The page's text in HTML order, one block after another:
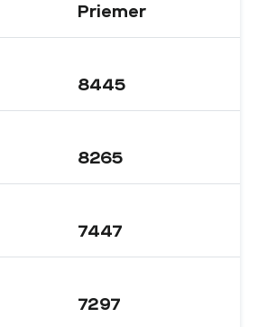
Priemer
8445
8265
7447
7297